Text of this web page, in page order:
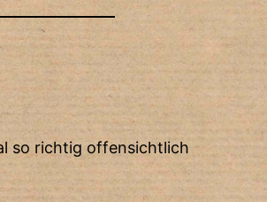
so richtig offensichtlich